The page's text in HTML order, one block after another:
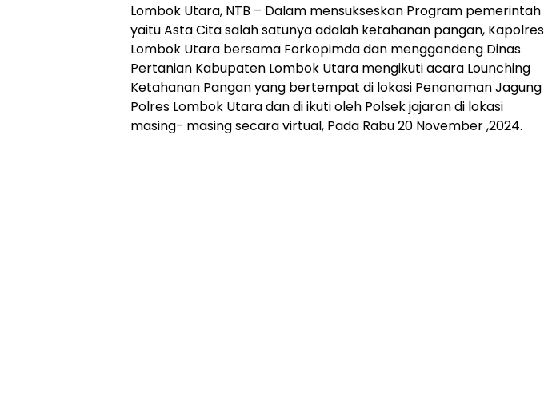
Lombok Utara, NTB – Dalam mensukseskan Program pemerintah
yaitu Asta Cita salah satunya adalah ketahanan pangan, Kapolres
Lombok Utara bersama Forkopimda dan menggandeng Dinas
Pertanian Kabupaten Lombok Utara mengikuti acara Lounching
Ketahanan Pangan yang bertempat di lokasi Penanaman Jagung
Polres Lombok Utara dan di ikuti oleh Polsek jajaran di lokasi
masing- masing secara virtual, Pada Rabu 20 November ,2024.